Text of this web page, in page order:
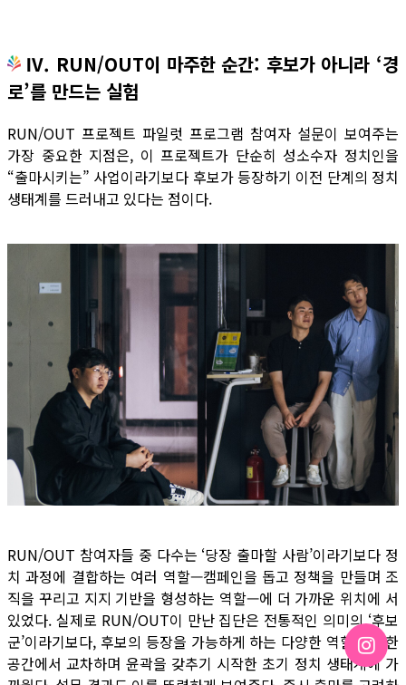
Ⅳ. RUN/OUT이 마주한 순간: 후보가 아니라 ‘경
로’를 만드는 실험
RUN/OUT 프로젝트 파일럿 프로그램 참여자 설문이 보여주는
가장 중요한 지점은, 이 프로젝트가 단순히 성소수자 정치인을
“출마시키는” 사업이라기보다 후보가 등장하기 이전 단계의 정치
생태계를 드러내고 있다는 점이다.
RUN/OUT 참여자들 중 다수는 ‘당장 출마할 사람’이라기보다 정
치 과정에 결합하는 여러 역할—캠페인을 돕고 정책을 만들며 조
직을 꾸리고 지지 기반을 형성하는 역할—에 더 가까운 위치에 서
있었다. 실제로 RUN/OUT이 만난 집단은 전통적인 의미의 ‘후보
군’이라기보다, 후보의 등장을 가능하게 하는 다양한 역할들이 한
공간에서 교차하며 윤곽을 갖추기 시작한 초기 정치 생태계에 가